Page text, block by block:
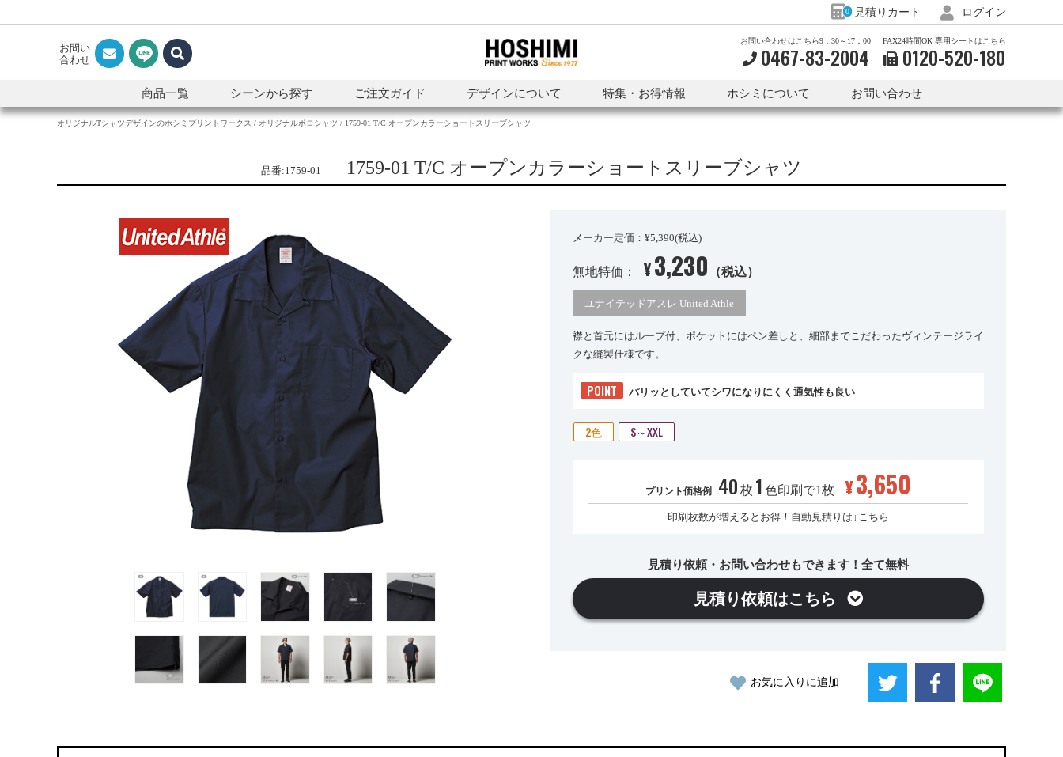
0 見積りカート ログイン
お問い
合わせ
お問い合わせはこちら9：30～17：00
0467-83-2004
FAX24時間OK 専用シートはこちら
0120-520-180
商品一覧 シーンから探す ご注文ガイド デザインについて 特集・お得情報 ホシミについて お問い合わせ
オリジナルTシャツデザインのホシミプリントワークス オリジナルポロシャツ 1759-01 T/C オープンカラーショートスリーブシャツ
品番:1759-01 1759-01 T/C オープンカラーショートスリーブシャツ
メーカー定価：¥5,390(税込)
無地特価： ¥3,230 （税込）
ユナイテッドアスレ United Athle
襟と首元にはループ付、ポケットにはペン差しと、細部までこだわったヴィンテージライ
クな縫製仕様です。
POINT パリッとしていてシワになりにくく通気性も良い
2色 S～XXL
プリント価格例 40 枚 1 色印刷で1枚 ¥3,650
印刷枚数が増えるとお得！自動見積りは↓こちら
見積り依頼・お問い合わせもできます！全て無料
見積り依頼はこちら
お気に入りに追加